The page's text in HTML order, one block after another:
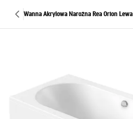
Wanna Akrylowa Narożna Rea Orion